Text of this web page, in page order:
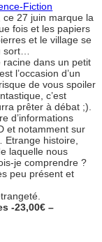
Fiction
27 juin marque la
fois et les papiers
et le village se
sort…
racine dans un petit
l’occasion d’un
de vous spoiler
c’est
prêter à débat ;).
d’informations
et notamment sur
Etrange histoire,
laquelle nous
je comprendre ?
peu présent et
-23,00€ –